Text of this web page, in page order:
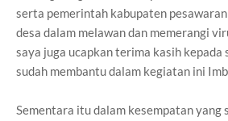
serta pemerintah kabupaten
desa dalam melawan dan memerangi
saya juga ucapkan terima kasih kepada
sudah membantu dalam kegiatan ini
Sementara itu dalam kesempatan yang